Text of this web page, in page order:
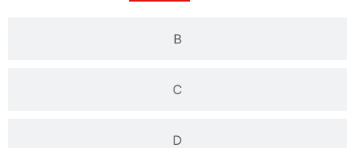
B
C
D